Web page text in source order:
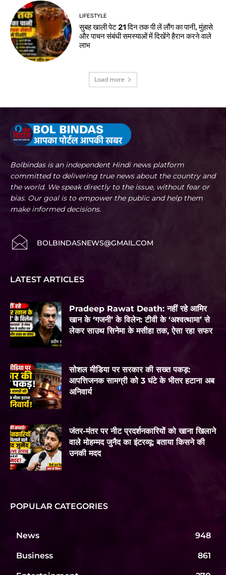
LIFESTYLE
सुबह खाली पेट 21 दिन तक पी लें लौंग का पानी, मुंहासे
और पाचन संबंधी समस्याओं में दिखेंगे हैरान करने वाले
लाभ
Load more
Bolbindas is an independent Hindi news platform
committed to delivering true news about the country and
the world. We speak directly to the issue, without fear or
bias. Our goal is to empower the public and help them
make informed decisions.
BOLBINDASNEWS@GMAIL.COM
LATEST ARTICLES
Pradeep Rawat Death: नहीं रहे आमिर
खान के ‘गजनी’ के विलेन: टीवी के ‘अश्वत्थामा’ से
लेकर साउथ सिनेमा के मसीहा तक, ऐसा रहा सफर
सोशल मीडिया पर सरकार की सख्त पकड़:
आपत्तिजनक सामग्री को 3 घंटे के भीतर हटाना अब
अनिवार्य
जंतर-मंतर पर नीट प्रदर्शनकारियों को खाना खिलाने
वाले मोहम्मद जुनैद का इंटरव्यू: बताया किसने की
उनकी मदद
POPULAR CATEGORIES
News 948
Business 861